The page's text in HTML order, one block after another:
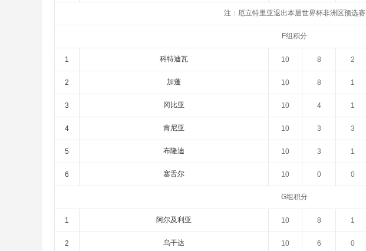
注：厄立特里亚退出本届世界杯非洲区预选赛
F组积分
1 科特迪瓦 10 8 2
2 加蓬 10 8 1
3 冈比亚 10 4 1
4 肯尼亚 10 3 3
5 布隆迪 10 3 1
6 塞舌尔 10 0 0
G组积分
1 阿尔及利亚 10 8 1
2 乌干达 10 6 0